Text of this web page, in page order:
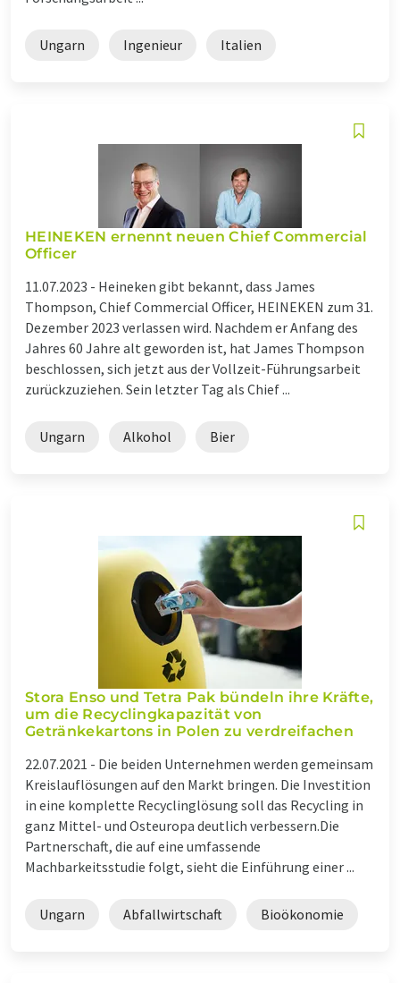
Ungarn Ingenieur Italien
HEINEKEN ernennt neuen Chief Commercial
Officer
11.07.2023 - Heineken gibt bekannt, dass James
Thompson, Chief Commercial Officer, HEINEKEN zum 31.
Dezember 2023 verlassen wird. Nachdem er Anfang des
Jahres 60 Jahre alt geworden ist, hat James Thompson
beschlossen, sich jetzt aus der Vollzeit-Führungsarbeit
zurückzuziehen. Sein letzter Tag als Chief ...
Ungarn Alkohol Bier
Stora Enso und Tetra Pak bündeln ihre Kräfte,
um die Recyclingkapazität von
Getränkekartons in Polen zu verdreifachen
22.07.2021 - Die beiden Unternehmen werden gemeinsam
Kreislauflösungen auf den Markt bringen. Die Investition
in eine komplette Recyclinglösung soll das Recycling in
ganz Mittel- und Osteuropa deutlich verbessern.Die
Partnerschaft, die auf eine umfassende
Machbarkeitsstudie folgt, sieht die Einführung einer ...
Ungarn Abfallwirtschaft Bioökonomie